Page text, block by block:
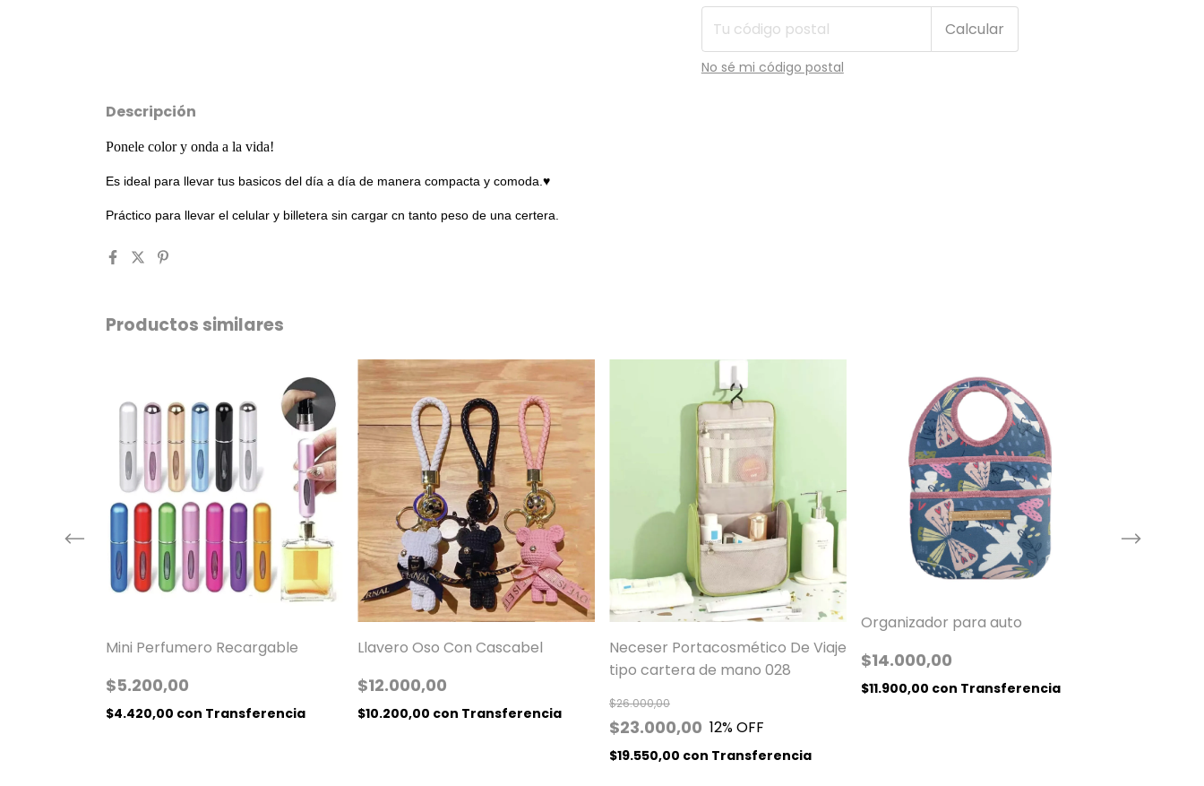
Calcular
No sé mi código postal
Descripción
Ponele color y onda a la vida!
Es ideal para llevar tus basicos del día a día de manera compacta y comoda.♥
Práctico para llevar el celular y billetera sin cargar cn tanto peso de una certera.
Productos similares
Mini Perfumero Recargable
$5.200,00
$4.420,00 con Transferencia
Llavero Oso Con Cascabel
$12.000,00
$10.200,00 con Transferencia
Neceser Portacosmético De Viaje
tipo cartera de mano 028
$23.000,00
$26.000,00
12% OFF
$19.550,00 con Transferencia
Organizador para auto
$14.000,00
$11.900,00 con Transferencia